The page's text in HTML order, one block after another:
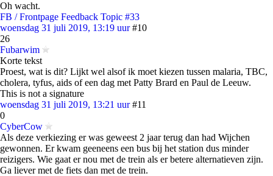
Oh wacht.
FB / Frontpage Feedback Topic #33
woensdag 31 juli 2019, 13:19 uur #10
26
Fubarwim
Korte tekst
Proest, wat is dit? Lijkt wel alsof ik moet kiezen tussen malaria, TBC,
cholera, tyfus, aids of een dag met Patty Brard en Paul de Leeuw.
This is not a signature
woensdag 31 juli 2019, 13:21 uur #11
0
CyberCow
Als deze verkiezing er was geweest 2 jaar terug dan had Wijchen
gewonnen. Er kwam geeneens een bus bij het station dus minder
reizigers. Wie gaat er nou met de trein als er betere alternatieven zijn.
Ga liever met de fiets dan met de trein.